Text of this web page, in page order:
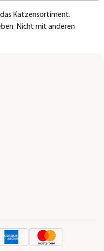
Katzensortiment.
Nicht mit anderen